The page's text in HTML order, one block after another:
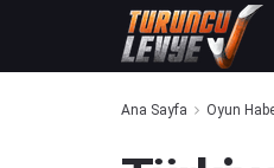
Ana Sayfa Oyun